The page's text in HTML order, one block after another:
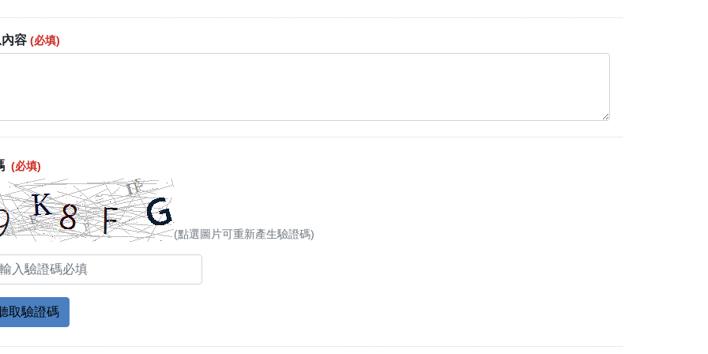
容 (必填)
(必填)
(點選圖片可重新產生驗證碼)
取驗證碼